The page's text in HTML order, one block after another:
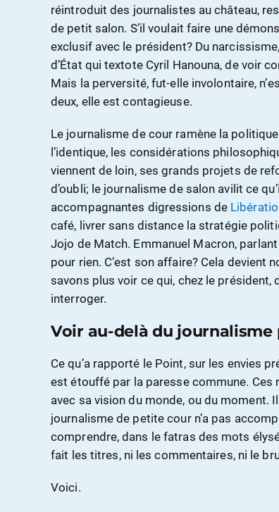
réintroduit des journalistes au château,
de petit salon. S’il voulait faire une
exclusif avec le président? Du
d’État qui textote Cyril Hanouna, de voir
Mais la perversité, fut-elle involontaire,
deux, elle est contagieuse.
Le journalisme de cour ramène la
l’identique, les considérations
viennent de loin, ses grands projets de
d’oubli; le journalisme de salon avilit ce
accompagnantes digressions de
café, livrer sans distance la stratégie
Jojo de Match. Emmanuel Macron,
pour rien. C’est son affaire? Cela devient
savons plus voir ce qui, chez le
interroger.
Voir au-delà du journalisme
Ce qu’a rapporté le Point, sur les envies
est étouffé par la paresse commune.
avec sa vision du monde, ou du moment.
journalisme de petite cour n’a pas
comprendre, dans le fatras des mots
fait les titres, ni les commentaires, ni le
Voici.